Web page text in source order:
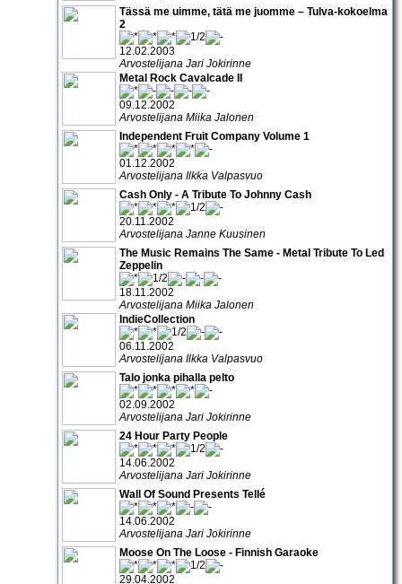
Tässä me uimme, tätä me juomme – Tulva-kokoelma
2
12.02.2003
Arvostelijana Jari Jokirinne
Metal Rock Cavalcade II
09.12.2002
Arvostelijana Miika Jalonen
Independent Fruit Company Volume 1
01.12.2002
Arvostelijana Ilkka Valpasvuo
Cash Only - A Tribute To Johnny Cash
20.11.2002
Arvostelijana Janne Kuusinen
The Music Remains The Same - Metal Tribute To Led
Zeppelin
18.11.2002
Arvostelijana Miika Jalonen
IndieCollection
06.11.2002
Arvostelijana Ilkka Valpasvuo
Talo jonka pihalla pelto
02.09.2002
Arvostelijana Jari Jokirinne
24 Hour Party People
14.06.2002
Arvostelijana Jari Jokirinne
Wall Of Sound Presents Tellé
14.06.2002
Arvostelijana Jari Jokirinne
Moose On The Loose - Finnish Garaoke
29.04.2002